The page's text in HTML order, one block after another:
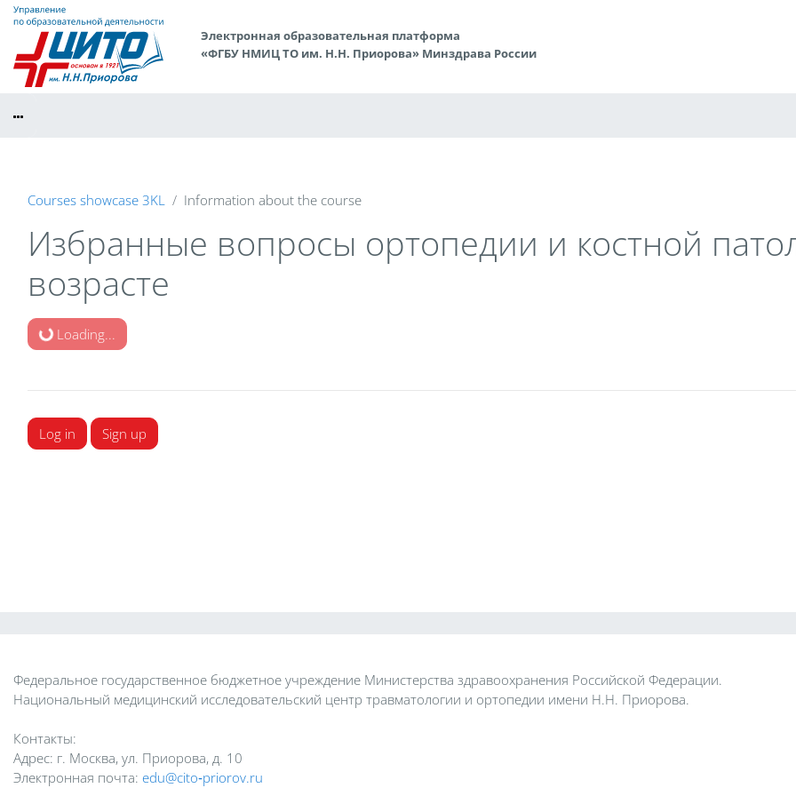
Skip to main content
Электронная образовательная платформа
«ФГБУ НМИЦ ТО им. Н.Н. Приорова» Минздрава России
Courses showcase 3KL Information about the course
Избранные вопросы ортопедии и костной
возрасте
Loading...
Log in Sign up
Федеральное государственное бюджетное учреждение Министерства здравоохранения Российской Федерации.
Национальный медицинский исследовательский центр травматологии и ортопедии имени Н.Н. Приорова.
Контакты:
Адрес: г. Москва, ул. Приорова, д. 10
Электронная почта: edu@cito‑priorov.ru